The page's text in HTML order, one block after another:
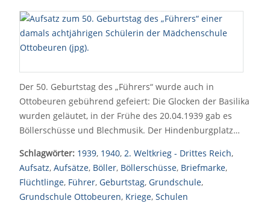
Der 50. Geburtstag des „Führers“ wurde auch in
Ottobeuren gebührend gefeiert: Die Glocken der Basilika
wurden geläutet, in der Frühe des 20.04.1939 gab es
Böllerschüsse und Blechmusik. Der Hindenburgplatz…
Schlagwörter: 1939, 1940, 2. Weltkrieg - Drittes Reich,
Aufsatz, Aufsätze, Böller, Böllerschüsse, Briefmarke,
Flüchtlinge, Führer, Geburtstag, Grundschule,
Grundschule Ottobeuren, Kriege, Schulen